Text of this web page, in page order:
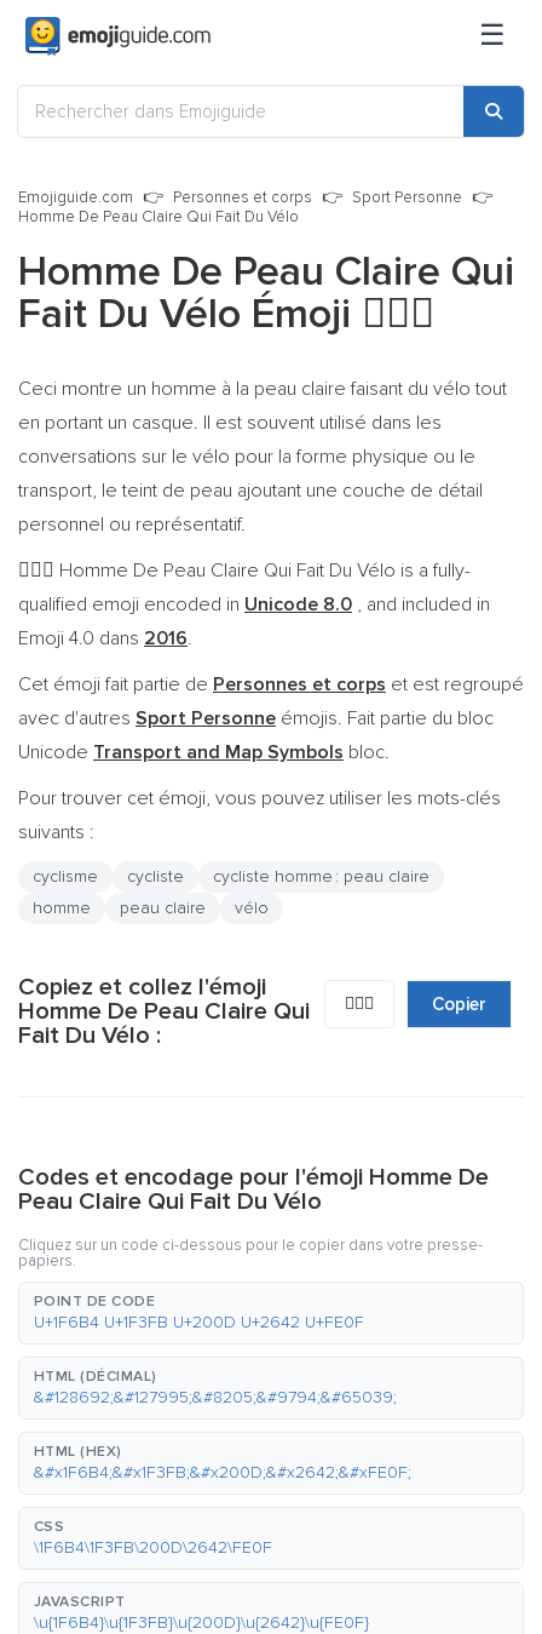
☰
Emojiguide.com Personnes et corps
Sport Personne
Homme De Peau Claire Qui Fait Du Vélo
Homme De Peau Claire Qui
Fait Du Vélo Émoji 🚴🏻‍♂️
Ceci montre un homme à la peau claire faisant du vélo tout
en portant un casque. Il est souvent utilisé dans les
conversations sur le vélo pour la forme physique ou le
transport, le teint de peau ajoutant une couche de détail
personnel ou représentatif.
🚴🏻‍♂️ Homme De Peau Claire Qui Fait Du Vélo is a fully-
qualified emoji encoded in Unicode 8.0 , and included in
Emoji 4.0 dans 2016.
Cet émoji fait partie de Personnes et corps et est regroupé
avec d'autres Sport Personne émojis. Fait partie du bloc
Unicode Transport and Map Symbols bloc.
Pour trouver cet émoji, vous pouvez utiliser les mots-clés
suivants :
cyclisme cycliste
cycliste homme : peau claire
homme
peau claire vélo
Copiez et collez l'émoji
Homme De Peau Claire Qui
Fait Du Vélo :
🚴🏻‍♂️ Copier
Codes et encodage pour l'émoji Homme De
Peau Claire Qui Fait Du Vélo
Cliquez sur un code ci-dessous pour le copier dans votre presse-
papiers.
POINT DE CODE
U+1F6B4 U+1F3FB U+200D U+2642 U+FE0F
HTML (DÉCIMAL)
&#128692;&#127995;&#8205;&#9794;&#65039;
HTML (HEX)
&#x1F6B4;&#x1F3FB;&#x200D;&#x2642;&#xFE0F;
CSS
\1F6B4\1F3FB\200D\2642\FE0F
JAVASCRIPT
\u{1F6B4}\u{1F3FB}\u{200D}\u{2642}\u{FE0F}